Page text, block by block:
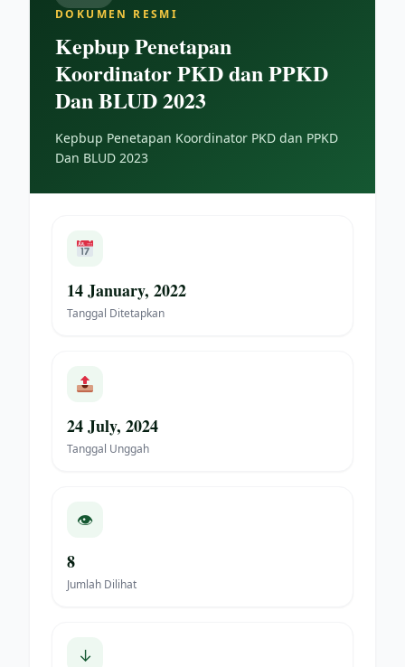
DOKUMEN RESMI
Kepbup Penetapan
Koordinator PKD dan PPKD
Dan BLUD 2023
Kepbup Penetapan Koordinator PKD dan PPKD
Dan BLUD 2023
14 January, 2022
Tanggal Ditetapkan
24 July, 2024
Tanggal Unggah
👁
8
Jumlah Dilihat
↓